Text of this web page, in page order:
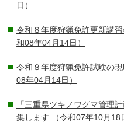
日）
令和８年度狩猟免許更新講
和08年04月14日）
令和８年度狩猟免許試験の
08年04月14日）
「三重県ツキノワグマ管理
集します （令和07年10月18